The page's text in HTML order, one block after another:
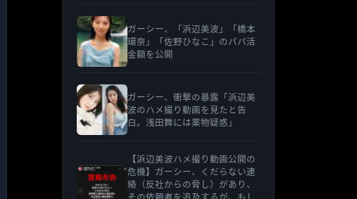
ガーシー、「浜辺美波」「橋本
環奈」「佐野ひなこ」のパパ活
金額を公開
ガーシー、衝撃の暴露「浜辺美
波のハメ撮り動画を見たと告
白。浅田舞には薬物疑惑」
【浜辺美波ハメ撮り動画公開の
危機】ガーシー、くだらない連
絡（反社からの脅し）があり、